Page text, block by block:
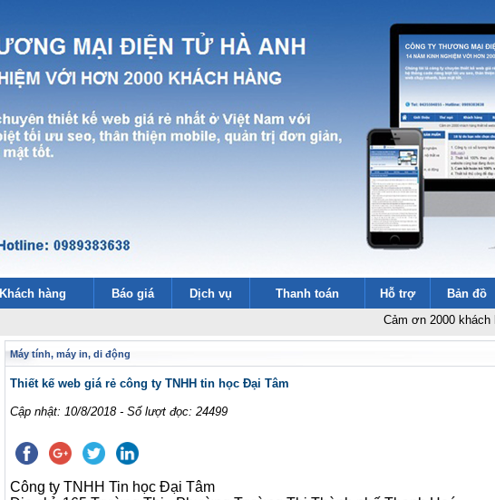
Khách hàng Báo giá Dịch vụ Thanh toán Hỗ trợ Bản đồ
Cảm ơn 2000 khách hàng thiết
Máy tính, máy in, di động
Thiết kế web giá rẻ công ty TNHH tin học Đại Tâm
Cập nhật: 10/8/2018 - Số lượt đọc: 24499
Công ty TNHH Tin học Đại Tâm